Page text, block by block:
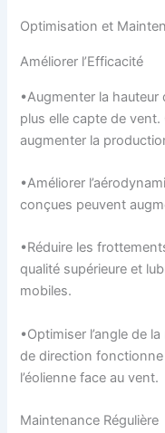
Optimisation et
Améliorer l’Efficacité
•Augmenter la hauteur
plus elle capte de
augmenter la
•Améliorer
conçues peuvent
•Réduire les
qualité supérieure et
mobiles.
•Optimiser l’angle de
de direction
l’éolienne face au vent.
Maintenance Régulière